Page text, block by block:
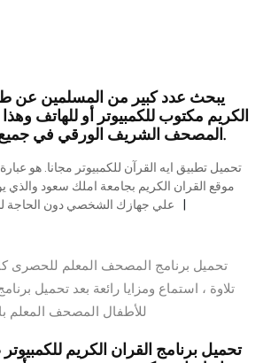
يبحث عدد كبير من المسلمين عن
الكريم مكتوب للكمبيوتر أو للهاتف
المصحف الشريف الورقي في جميع الأماكن، وذلك لأنه.
موقع القران الكريم بجامعة املك سعود والذي
علي جهازك الشخصي دون الحاجة
تحميل برنامج المصحف المعلم للحصرى
تلاوة ، استماع ومزايا رائعة بعد تحميل
للأطفال المصحف المعلم
تحميل برنامج القران الكريم